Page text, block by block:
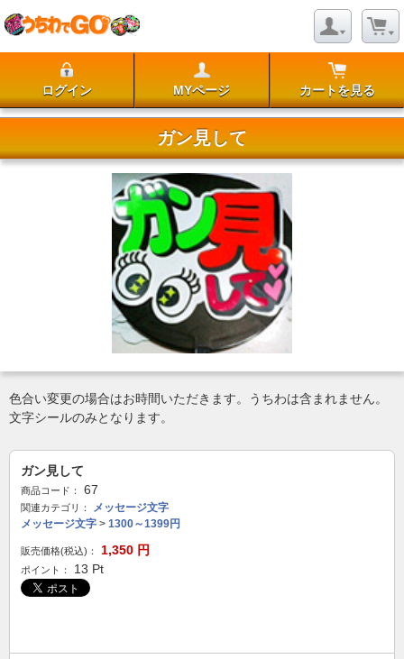
ログイン MYページ カートを見る
ガン見して
色合い変更の場合はお時間いただきます。うちわは含まれません。
文字シールのみとなります。
ガン見して
商品コード： 67
関連カテゴリ：
メッセージ文字
メッセージ文字 > 1300～1399円
販売価格(税込)： 1,350 円
ポイント： 13 Pt